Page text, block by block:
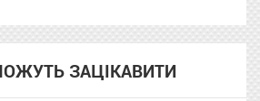
ЗАЦІКАВИТИ